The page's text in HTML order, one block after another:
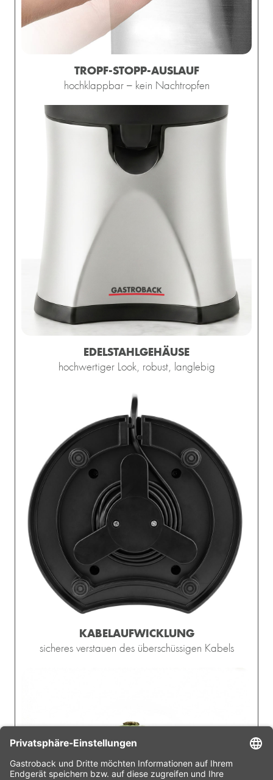
TROPF-STOPP-AUSLAUF
hochklappbar – kein Nachtropfen
EDELSTAHLGEHÄUSE
hochwertiger Look, robust, langlebig
KABELAUFWICKLUNG
sicheres verstauen des überschüssigen Kabels